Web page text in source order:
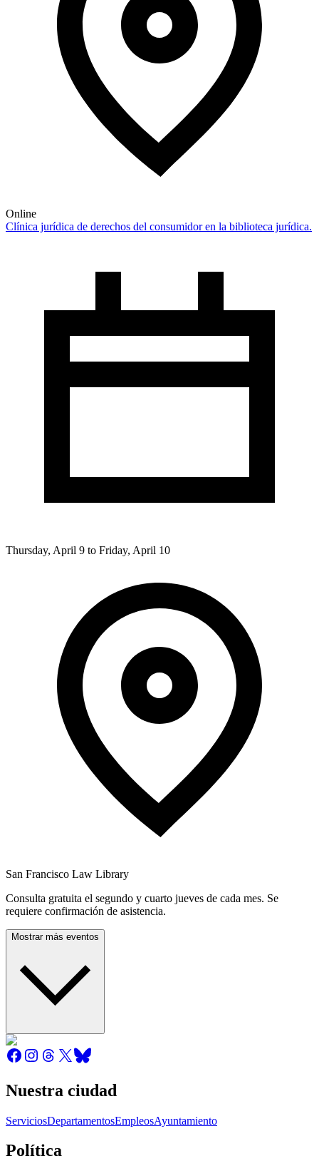
Online
Clínica jurídica de derechos del consumidor en la biblioteca jurídica.
Thursday, April 9 to Friday, April 10
San Francisco Law Library
Consulta gratuita el segundo y cuarto jueves de cada mes. Se
requiere confirmación de asistencia.
Mostrar más eventos
Nuestra ciudad
ServiciosDepartamentosEmpleosAyuntamiento
Política